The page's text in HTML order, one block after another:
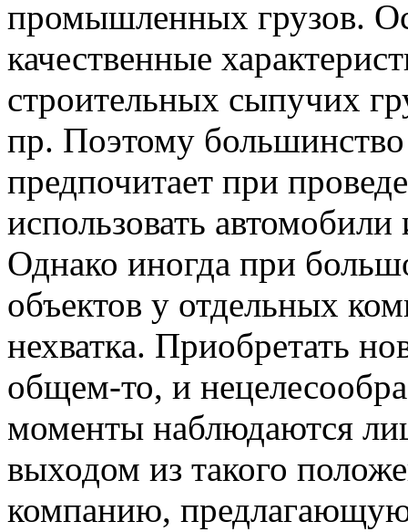
промышленных грузов.
качественные
строительных сыпучих
пр. Поэтому
предпочитает при
использовать
Однако иногда при
объектов у отдельных
нехватка. Приобретать
общем-то, и
моменты наблюдаются
выходом из такого
компанию,